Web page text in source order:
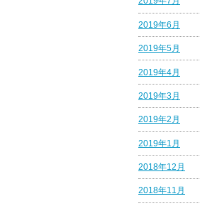
2019年6月
2019年5月
2019年4月
2019年3月
2019年2月
2019年1月
2018年12月
2018年11月